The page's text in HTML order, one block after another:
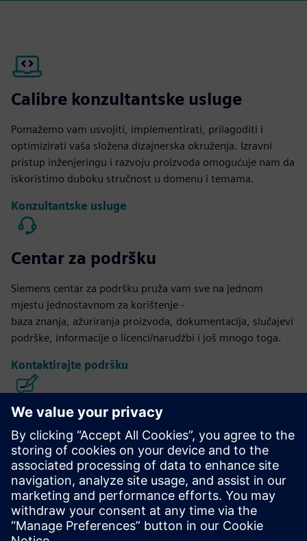
Calibre konzultantske usluge
Pomažemo vam usvojiti, implementirati, prilagoditi i
optimizirati vaša složena dizajnerska okruženja. Izravni
pristup inženjeringu i razvoju proizvoda omogućuje nam da
iskoristimo duboku stručnost u domenu i temama.
Konzultantske usluge
Centar za podršku
Siemens centar za podršku pruža vam sve na jednom
mjestu jednostavnom za korištenje -
baza znanja, ažuriranja proizvoda, dokumentacija, slučajevi
podrške, informacije o licenci/narudžbi i još mnogo toga.
Kontaktirajte podršku
Kalibar IC dizajn i proizvodnja
Paket alata Calibre pruža preciznu, učinkovitu,
sveobuhvatnu provjeru i optimizaciju IC-a u svim procesnim
čvorovima i stilovima dizajna uz minimiziranje korištenja
resursa i rasporeda snimanja.
Učite od stručnjaka